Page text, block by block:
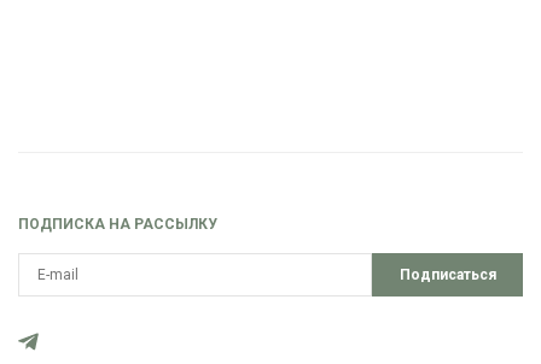
ПОДПИСКА НА РАССЫЛКУ
Подписаться